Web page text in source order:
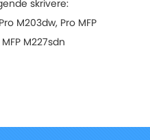
skrivere:
M203dw, Pro MFP
M227sdn